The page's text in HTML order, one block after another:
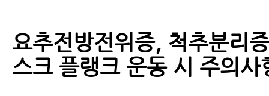
요추전방전위증, 척추분리
스크 플랭크 운동 시 주의사